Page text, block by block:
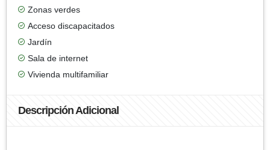
Zonas verdes
Acceso discapacitados
Jardín
Sala de internet
Vivienda multifamiliar
Descripción Adicional